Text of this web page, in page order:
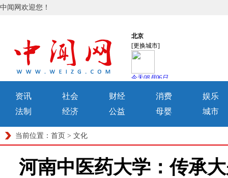
中闻网欢迎您！
资讯 社会 财经 消费
娱乐
法制
经济 公益 母婴 城市
当前位置： 首页 > 文化
河南中医药大学：传承